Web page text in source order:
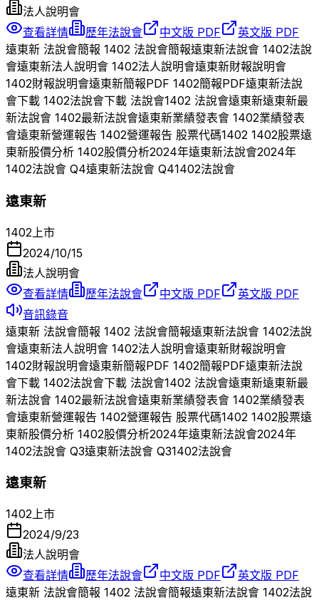
法人說明會
查看詳情
歷年法說會 中文版 PDF
英文版 PDF
遠東新 法說會簡報 1402 法說會簡報遠東新法說會 1402法說
會遠東新法人說明會 1402法人說明會遠東新財報說明會
1402財報說明會遠東新簡報PDF 1402簡報PDF遠東新法說
會下載 1402法說會下載 法說會1402 法說會遠東新遠東新最
新法說會 1402最新法說會遠東新業績發表會 1402業績發表
會遠東新營運報告 1402營運報告 股票代碼1402 1402股票遠
東新股價分析 1402股價分析2024年遠東新法說會2024年
1402法說會 Q4遠東新法說會 Q41402法說會
遠東新
1402 上市
2024/10/15
法人說明會
查看詳情
歷年法說會 中文版 PDF
英文版 PDF
音訊錄音
遠東新 法說會簡報 1402 法說會簡報遠東新法說會 1402法說
會遠東新法人說明會 1402法人說明會遠東新財報說明會
1402財報說明會遠東新簡報PDF 1402簡報PDF遠東新法說
會下載 1402法說會下載 法說會1402 法說會遠東新遠東新最
新法說會 1402最新法說會遠東新業績發表會 1402業績發表
會遠東新營運報告 1402營運報告 股票代碼1402 1402股票遠
東新股價分析 1402股價分析2024年遠東新法說會2024年
1402法說會 Q3遠東新法說會 Q31402法說會
遠東新
1402上市
2024/9/23
法人說明會
查看詳情
歷年法說會 中文版 PDF
英文版 PDF
遠東新 法說會簡報 1402 法說會簡報遠東新法說會 1402法說